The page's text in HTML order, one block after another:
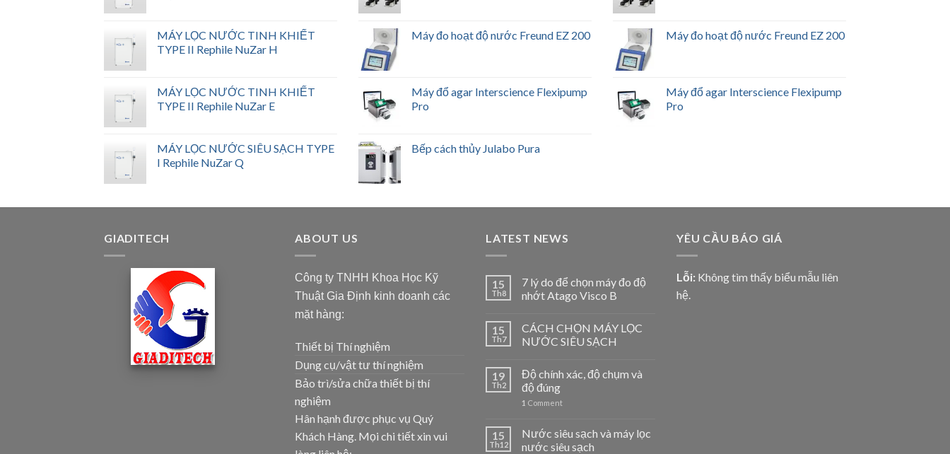
MÁY LỌC NƯỚC TINH KHIẾT
TYPE II Rephile NuZar H
MÁY LỌC NƯỚC TINH KHIẾT
TYPE II Rephile NuZar E
MÁY LỌC NƯỚC SIÊU SẠCH TYPE
I Rephile NuZar Q
Máy đo hoạt độ nước Freund EZ 200
Máy đổ agar Interscience Flexipump
Pro
Bếp cách thủy Julabo Pura
Máy đo hoạt độ nước Freund EZ 200
Máy đổ agar Interscience Flexipump
Pro
GIADITECH ABOUT US
Công ty TNHH Khoa Học Kỹ
Thuật Gia Định kinh doanh các
mặt hàng:
Thiết bị Thí nghiệm
Dụng cụ/vật tư thí nghiệm
Bảo trì/sửa chữa thiết bị thí
nghiệm
Hân hạnh được phục vụ Quý
Khách Hàng. Mọi chi tiết xin vui
LATEST NEWS
15
Th8
7 lý do để chọn máy đo độ
nhớt Atago Visco B
15
Th7
CÁCH CHỌN MÁY LỌC
NƯỚC SIÊU SẠCH
19
Th2
Độ chính xác, độ chụm và
độ đúng
1 Comment
15
Th12
Nước siêu sạch và máy lọc
nước siêu sạch
YÊU CẦU BÁO GIÁ
Lỗi: Không tìm thấy biểu mẫu liên
hệ.